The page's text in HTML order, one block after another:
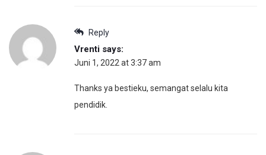
Reply
Vrenti says:
Juni 1, 2022 at 3:37 am
Thanks ya bestieku, semangat selalu kita
pendidik.